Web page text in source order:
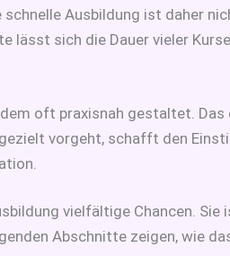
Ausbildung ist daher
lässt sich die Dauer vieler
oft praxisnah gestaltet.
vorgeht, schafft den
vielfältige Chancen. Sie
Abschnitte zeigen, wie